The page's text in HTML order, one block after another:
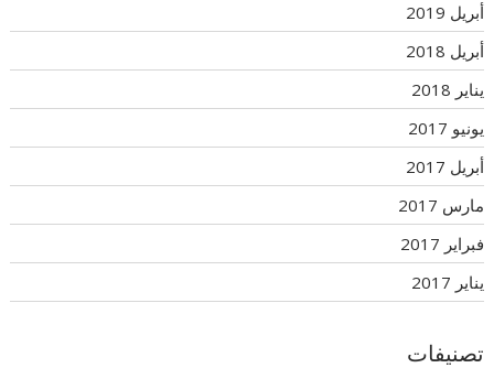
أبريل 2019
أبريل 2018
يناير 2018
يونيو 2017
أبريل 2017
مارس 2017
فبراير 2017
يناير 2017
تصنيفات